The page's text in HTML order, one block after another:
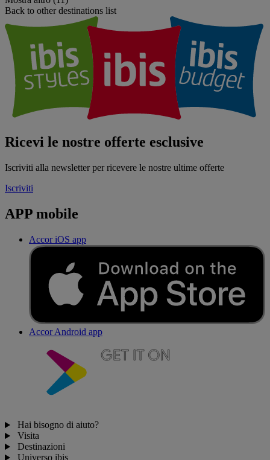
Back to other destinations list
Ricevi le nostre offerte esclusive
Iscriviti alla newsletter per ricevere le nostre ultime offerte
Iscriviti
APP mobile
Accor iOS app
Accor Android app
Hai bisogno di aiuto?
Visita
Destinazioni
Universo ibis